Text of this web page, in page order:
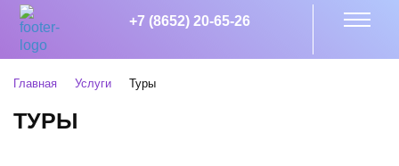
+7 (8652) 20-65-26
Главная Услуги Туры
ТУРЫ